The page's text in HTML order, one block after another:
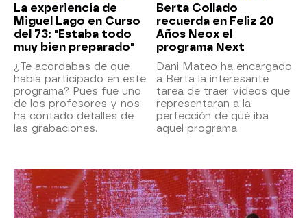
La experiencia de
Miguel Lago en Curso
del 73: "Estaba todo
muy bien preparado"
¿Te acordabas de que
había participado en este
programa? Pues fue uno
de los profesores y nos
ha contado detalles de
las grabaciones.
Berta Collado
recuerda en Feliz 20
Años Neox el
programa Next
Dani Mateo ha encargado
a Berta la interesante
tarea de traer vídeos que
representaran a la
perfección de qué iba
aquel programa.